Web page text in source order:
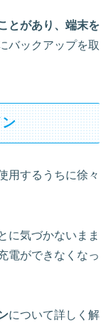
とがあり、端末を
バックアップを取
用するうちに徐々
に気づかないまま
電ができなくなっ
について詳しく解